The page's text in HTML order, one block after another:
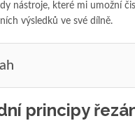
nástroje, které mi umožní
výsledků ve své dílně.
principy